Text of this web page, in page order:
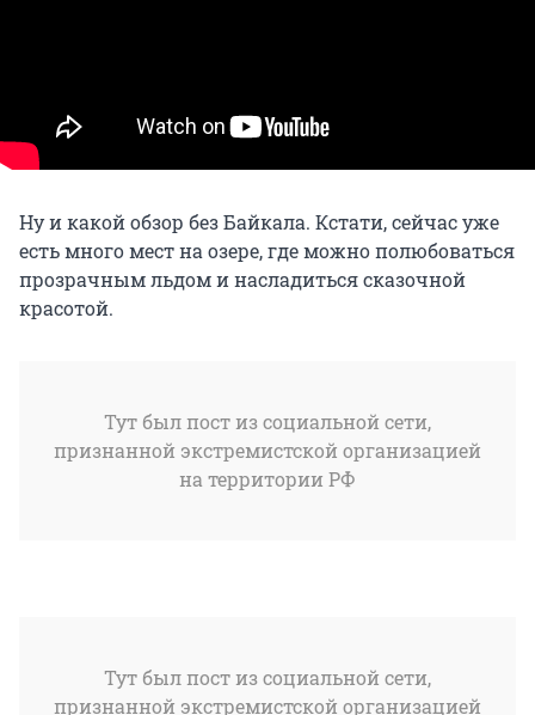
Ну и какой обзор без Байкала. Кстати, сейчас уже
есть много мест на озере, где можно полюбоваться
прозрачным льдом и насладиться сказочной
красотой.
Тут был пост из социальной сети,
признанной экстремистской организацией
на территории РФ
Тут был пост из социальной сети,
признанной экстремистской организацией